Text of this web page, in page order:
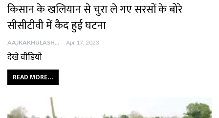
किसान के खलियान से चुरा ले गए सरसों के बोरे
सीसीटीवी में कैद हुई घटना
AAJKAKHULASHA Apr 17, 2023
देखे वीडियो
READ MORE...